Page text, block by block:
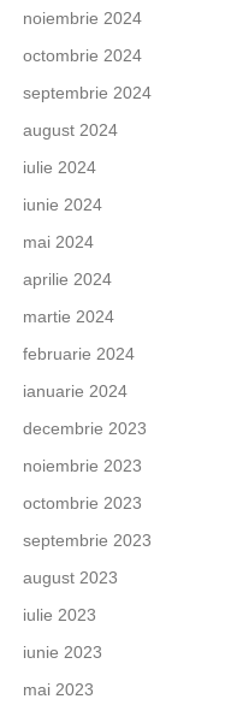
noiembrie 2024
octombrie 2024
septembrie 2024
august 2024
iulie 2024
iunie 2024
mai 2024
aprilie 2024
martie 2024
februarie 2024
ianuarie 2024
decembrie 2023
noiembrie 2023
octombrie 2023
septembrie 2023
august 2023
iulie 2023
iunie 2023
mai 2023